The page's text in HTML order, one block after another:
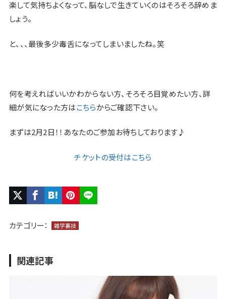
楽して気持ちよくなって、脳なしで生きていくのはそろそろ辞めま
しょう。
と、、、最後多少毒舌になってしまいましたね。笑
何を考えればいいかわからない方、そろそろ目覚めたい方、詳
細が気になった方はこちらからご確認下さい。
まずは2月2日！！あなたのご参加お待ちしております♪
チケットの受付はこちら
カテゴリー： 雑学裏技
関連記事